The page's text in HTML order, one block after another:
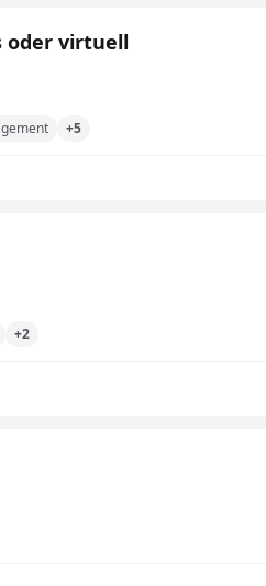
oder virtuell
+5
+2